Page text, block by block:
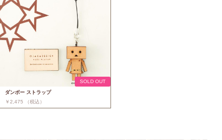
SOLD OUT
ダンボー ストラップ
￥2,475 （税込）